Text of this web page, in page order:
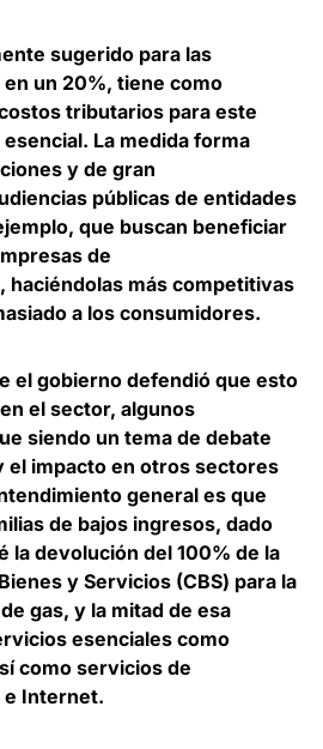
sugerido para las
un 20%, tiene como
tributarios para este
La medida forma
y de gran
públicas de entidades
que buscan beneficiar
de
haciéndolas más competitivas
a los consumidores.
el gobierno defendió que esto
el sector, algunos
siendo un tema de debate
el impacto en otros sectores
general es que
de bajos ingresos, dado
la devolución del 100% de la
y Servicios (CBS) para la
gas, y la mitad de esa
esenciales como
como servicios de
Internet.